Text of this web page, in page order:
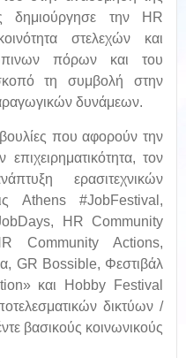
δημιούργησε την HR
στελεχών και
πόρων και του
τη συμβολή στην
δυνάμεων.
που αφορούν την
τον
ερασιτεχνικών
Athens #JobFestival,
HR Community
Community Actions,
GR Bossible, Φεστιβάλ
και Hobby Festival
δικτύων /
βασικούς κοινωνικούς